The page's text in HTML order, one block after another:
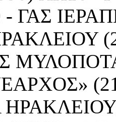
- ΓΑΣ